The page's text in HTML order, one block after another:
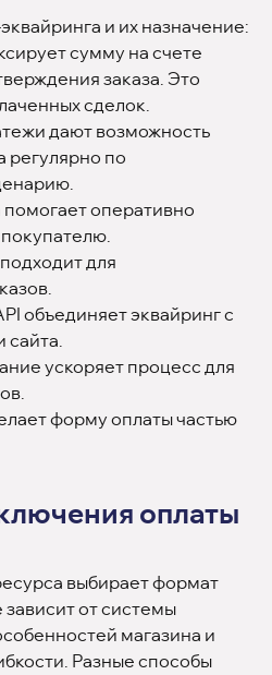
и их назначение:
сумму на счете
заказа. Это
сделок.
дают возможность
регулярно по
помогает оперативно
для
объединяет эквайринг с
сайта.
ускоряет процесс для
форму оплаты частью
оплаты
выбирает формат
от системы
магазина и
Разные способы